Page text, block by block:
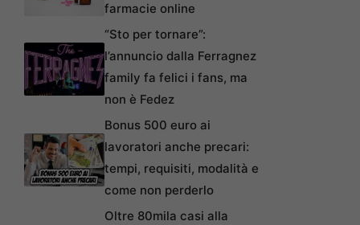
farmacie online
“Sto per tornare”:
l’annuncio dalla Ferragnez
family fa felici i fans, ma
non è Fedez
Bonus 500 euro ai
lavoratori anche precari:
tempi, requisiti, modalità e
come non perderlo
Oltre 80mila casi alla